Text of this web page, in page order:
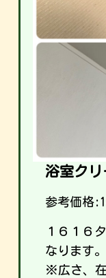
浴室ク
参考価格:
１６１６
なります。
※広さ、